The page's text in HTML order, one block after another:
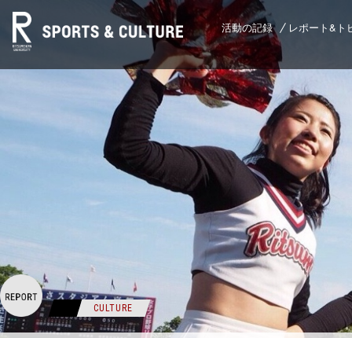
活動の記録 レポート&ト
CULTURE